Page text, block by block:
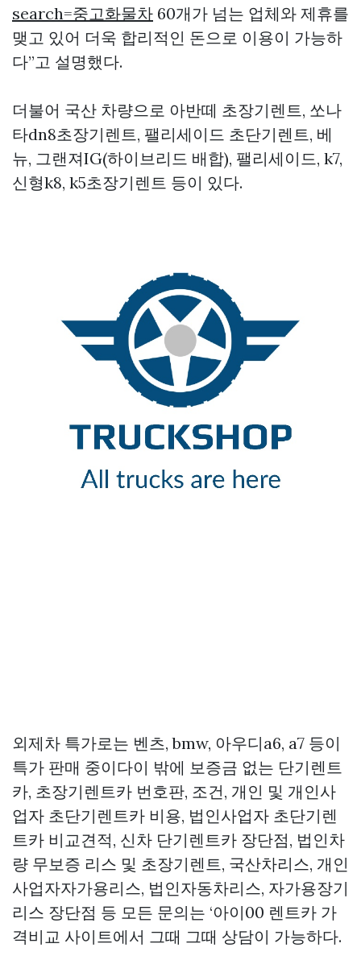
search=중고화물차 60개가 넘는 업체와 제휴를
맺고 있어 더욱 합리적인 돈으로 이용이 가능하
다”고 설명했다.
더불어 국산 차량으로 아반떼 초장기렌트, 쏘나
타dn8초장기렌트, 팰리세이드 초단기렌트, 베
뉴, 그랜져IG(하이브리드 배합), 팰리세이드, k7,
신형k8, k5초장기렌트 등이 있다.
외제차 특가로는 벤츠, bmw, 아우디a6, a7 등이
특가 판매 중이다이 밖에 보증금 없는 단기렌트
카, 초장기렌트카 번호판, 조건, 개인 및 개인사
업자 초단기렌트카 비용, 법인사업자 초단기렌
트카 비교견적, 신차 단기렌트카 장단점, 법인차
량 무보증 리스 및 초장기렌트, 국산차리스, 개인
사업자자가용리스, 법인자동차리스, 자가용장기
리스 장단점 등 모든 문의는 ‘아이00 렌트카 가
격비교 사이트에서 그때 그때 상담이 가능하다.